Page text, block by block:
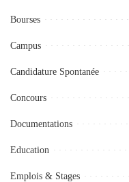
Bourses
Campus
Candidature Spontanée
Concours
Documentations
Education
Emplois & Stages